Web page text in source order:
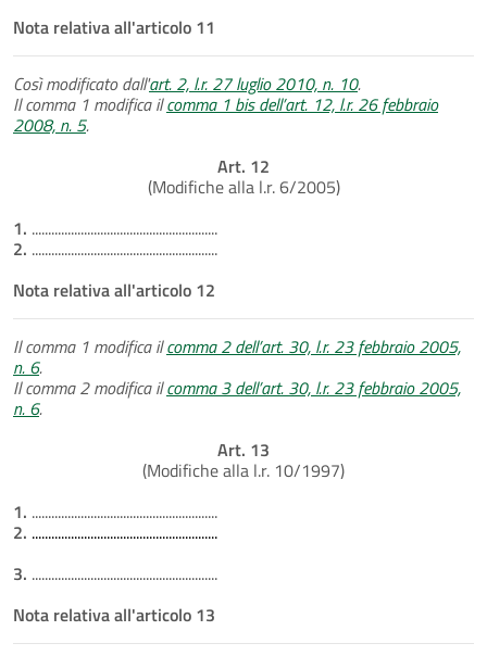
Nota relativa all'articolo 11
Così modificato dall'art. 2, l.r. 27 luglio 2010, n. 10.
Il comma 1 modifica ilcomma 1 bis dell’art. 12, l.r. 26 febbraio
2008, n. 5.
Art. 12
(Modifiche alla l.r. 6/2005)
1. .........................................................
2. .........................................................
Nota relativa all'articolo 12
Il comma 1 modifica ilcomma 2 dell’art. 30, l.r. 23 febbraio 2005,
n. 6.
Il comma 2 modifica ilcomma 3 dell’art. 30, l.r. 23 febbraio 2005,
n. 6.
Art. 13
(Modifiche alla l.r. 10/1997)
1. .........................................................
2. .........................................................
3. .........................................................
Nota relativa all'articolo 13